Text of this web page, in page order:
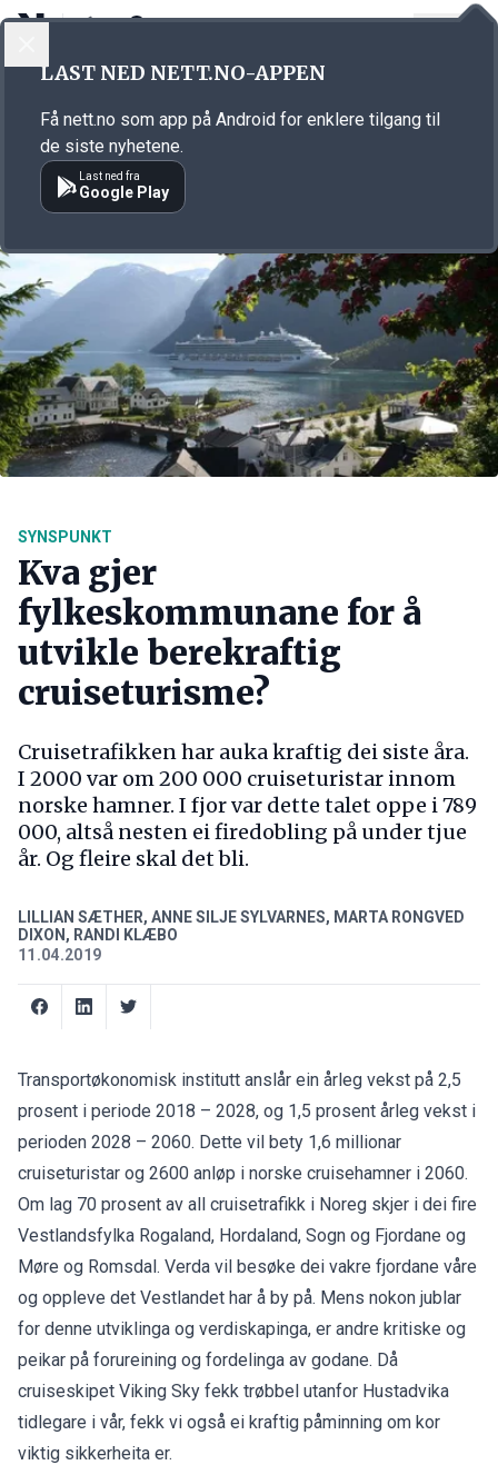
Annonsørinnhold
SYNSPUNKT
Kva gjer
fylkeskommunane for å
utvikle berekraftig
cruiseturisme?
Cruisetrafikken har auka kraftig dei siste åra.
I 2000 var om 200 000 cruiseturistar innom
norske hamner. I fjor var dette talet oppe i 789
000, altså nesten ei firedobling på under tjue
år. Og fleire skal det bli.
LILLIAN SÆTHER, ANNE SILJE SYLVARNES, MARTA RONGVED
DIXON, RANDI KLÆBO
11.04.2019
Transportøkonomisk institutt anslår ein årleg vekst på 2,5
prosent i periode 2018 – 2028, og 1,5 prosent årleg vekst i
perioden 2028 – 2060. Dette vil bety 1,6 millionar
cruiseturistar og 2600 anløp i norske cruisehamner i 2060.
Om lag 70 prosent av all cruisetrafikk i Noreg skjer i dei fire
Vestlandsfylka Rogaland, Hordaland, Sogn og Fjordane og
Møre og Romsdal. Verda vil besøke dei vakre fjordane våre
og oppleve det Vestlandet har å by på. Mens nokon jublar
for denne utviklinga og verdiskapinga, er andre kritiske og
peikar på forureining og fordelinga av godane. Då
cruiseskipet Viking Sky fekk trøbbel utanfor Hustadvika
tidlegare i vår, fekk vi også ei kraftig påminning om kor
viktig sikkerheita er.
LAST NED NETT.NO-APPEN
Få nett.no som app på Android for enklere tilgang til
de siste nyhetene.
Last ned fra
Google Play